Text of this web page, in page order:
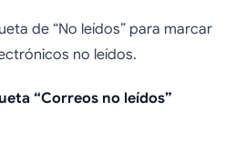
de “No leídos” para marcar
no leídos.
“Correos no leídos”